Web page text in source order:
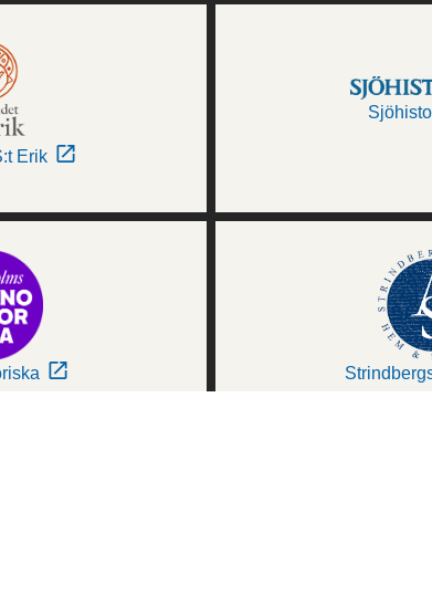
Erik